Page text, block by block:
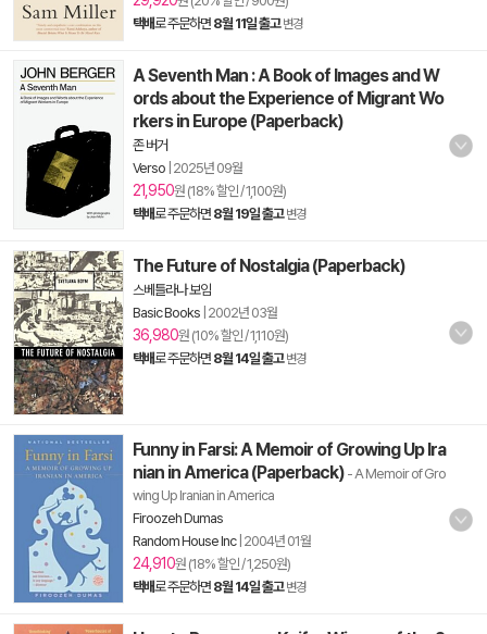
택배로 주문하면 8월 11일 출고 변경
A Seventh Man : A Book of Images and W
ords about the Experience of Migrant Wo
rkers in Europe (Paperback)
존 버거
Verso 2025년 09월
21,950원 (18% 할인 / 1,100원)
택배로 주문하면 8월 19일 출고 변경
The Future of Nostalgia (Paperback)
스베틀라나 보임
Basic Books 2002년 03월
36,980원 (10% 할인 / 1,110원)
택배로 주문하면 8월 14일 출고 변경
Funny in Farsi: A Memoir of Growing Up Ira
nian in America (Paperback) - A Memoir of Gro
wing Up Iranian in America
Firoozeh Dumas
Random House Inc| 2004년 01월
24,910원 (18% 할인 / 1,250원)
택배로 주문하면 8월 14일 출고 변경